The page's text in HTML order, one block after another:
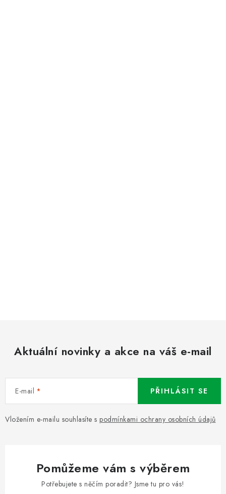
Aktuální novinky a akce na váš e-mail
E-mail
Vložením e-mailu souhlasíte s podmínkami ochrany osobních údajů
PŘIHLÁSIT SE
Pomůžeme vám s výběrem
Potřebujete s něčím poradit? Jsme tu pro vás!